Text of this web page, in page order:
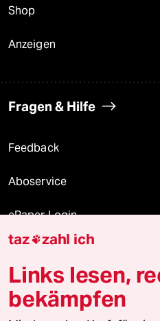
Shop
Anzeigen
Fragen & Hilfe
Feedback
Aboservice
ePaper Login
Downloads für Abonnierende
© 2026 taz Verlags und
taz zahl ich
Links lesen,
bekämpfen